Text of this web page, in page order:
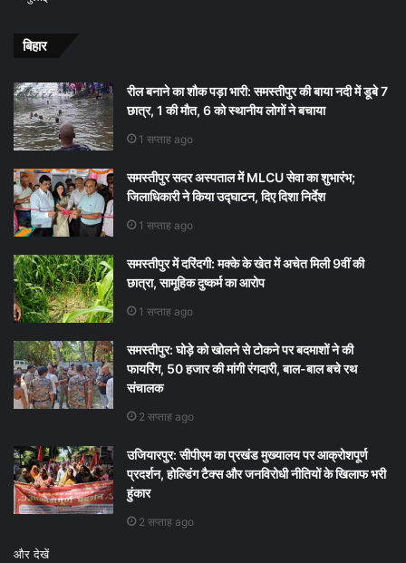
बिहार
रील बनाने का शौक पड़ा भारी: समस्तीपुर की बाया नदी में डूबे 7
छात्र, 1 की मौत, 6 को स्थानीय लोगों ने बचाया
1 सप्ताह ago
समस्तीपुर सदर अस्पताल में MLCU सेवा का शुभारंभ;
जिलाधिकारी ने किया उद्घाटन, दिए दिशा निर्देश
1 सप्ताह ago
समस्तीपुर में दरिंदगी: मक्के के खेत में अचेत मिली 9वीं की
छात्रा, सामूहिक दुष्कर्म का आरोप
1 सप्ताह ago
समस्तीपुर: घोड़े को खोलने से टोकने पर बदमाशों ने की
फायरिंग, 50 हजार की मांगी रंगदारी, बाल-बाल बचे रथ
संचालक
2 सप्ताह ago
उजियारपुर: सीपीएम का प्रखंड मुख्यालय पर आक्रोशपूर्ण
प्रदर्शन, होल्डिंग टैक्स और जनविरोधी नीतियों के खिलाफ भरी
हुंकार
2 सप्ताह ago
और देखें